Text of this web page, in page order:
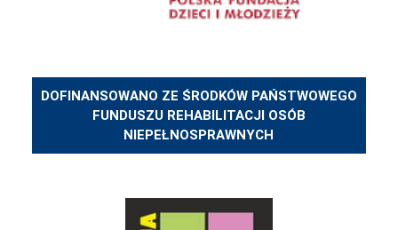
DOFINANSOWANO ZE ŚRODKÓW PAŃSTWOWEGO
FUNDUSZU REHABILITACJI OSÓB
NIEPEŁNOSPRAWNYCH